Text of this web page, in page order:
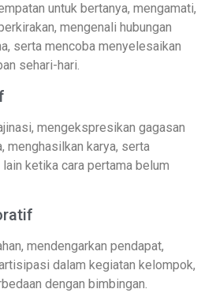
untuk bertanya, mengamati,
mengenali hubungan
serta mencoba menyelesaikan
sehari-hari.
mengekspresikan gagasan
menghasilkan karya, serta
ketika cara pertama belum
mendengarkan pendapat,
dalam kegiatan kelompok,
dengan bimbingan.